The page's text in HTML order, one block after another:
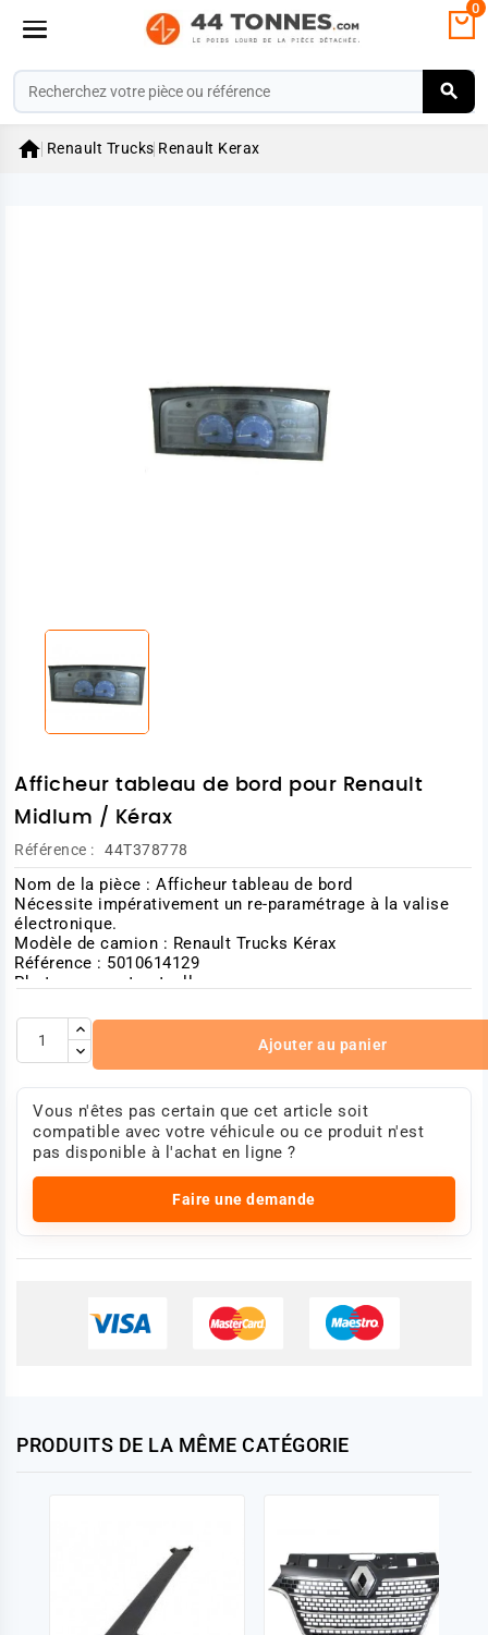
0
 Renault Trucks Renault Kerax
Afficheur tableau de bord pour Renault
Midlum / Kérax
Référence : 44T378778
Nom de la pièce : Afficheur tableau de bord
Nécessite impérativement un re-paramétrage à la valise
électronique.
Modèle de camion : Renault Trucks Kérax
Référence : 5010614129
Photo non contractuelle.
Ajouter au panier
Vous n'êtes pas certain que cet article soit
compatible avec votre véhicule ou ce produit n'est
pas disponible à l'achat en ligne ?
Faire une demande
PRODUITS DE LA MÊME CATÉGORIE